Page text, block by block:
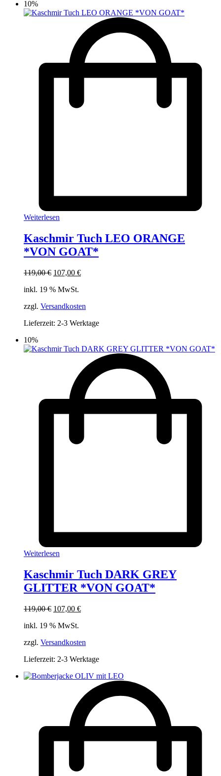
10%
Weiterlesen
Kaschmir Tuch LEO ORANGE
*VON GOAT*
119,00€ Ursprünglicher
war:
107,00 €Aktueller
inkl. 19 % MwSt.
zzgl. Versandkosten
Lieferzeit: 2-3 Werktage
10%
Weiterlesen
Kaschmir Tuch DARK GREY
GLITTER *VON GOAT*
119,00€ Ursprünglicher
war:
107,00 €Aktueller
inkl. 19 % MwSt.
zzgl. Versandkosten
Lieferzeit: 2-3 Werktage